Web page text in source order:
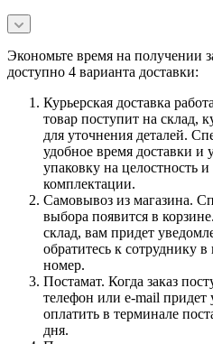
Экономьте время на получении
доступно 4 варианта доставки:
Курьерская доставка
товар поступит на склад,
для уточнения деталей.
удобное время доставки и
упаковку на целостность
комплектации.
Самовывоз из магазина.
выбора появится в
склад, вам придет
обратитесь к сотруднику
номер.
Постамат. Когда заказ
телефон или e-mail
оплатить в терминале
дня.